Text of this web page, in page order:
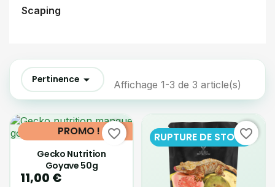
Scaping
Pertinence Affichage 1-3 de 3 article(s)
Gecko Nutrition
Goyave 50g
11,00 €
PROMO ! favorite_border RUPTURE DE STOCK
favorite_border